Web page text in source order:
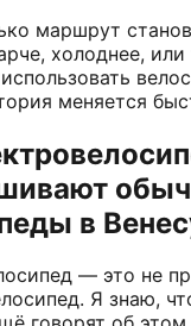
маршрут
холоднее, или
меняется
в
— это не
Я знаю,